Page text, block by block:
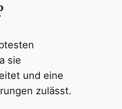
sie
und eine
zulässt.